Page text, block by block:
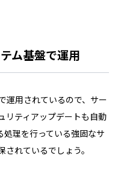
ム基盤で運用
運用されているので、サー
リティアップデートも自動
処理を行っている強固なサ
れているでしょう。